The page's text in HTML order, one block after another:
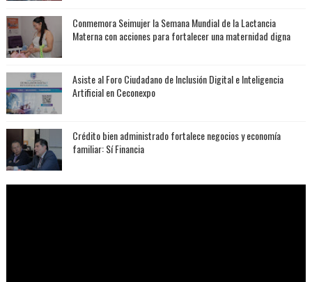
Conmemora Seimujer la Semana Mundial de la Lactancia
Materna con acciones para fortalecer una maternidad digna
Asiste al Foro Ciudadano de Inclusión Digital e Inteligencia
Artificial en Ceconexpo
Crédito bien administrado fortalece negocios y economía
familiar: Sí Financia